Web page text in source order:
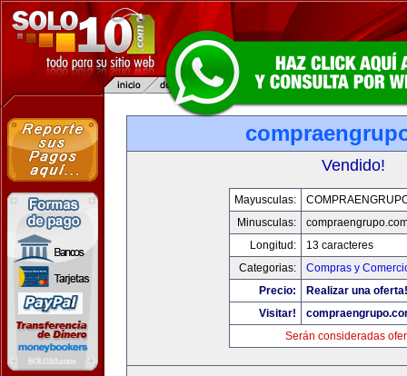
Vendido!
Mayusculas:
Minusculas:
Longitud:
13 caracteres
Categorias:
Compras y
Precio:
Realizar una oferta!
Visitar!
Serán consideradas